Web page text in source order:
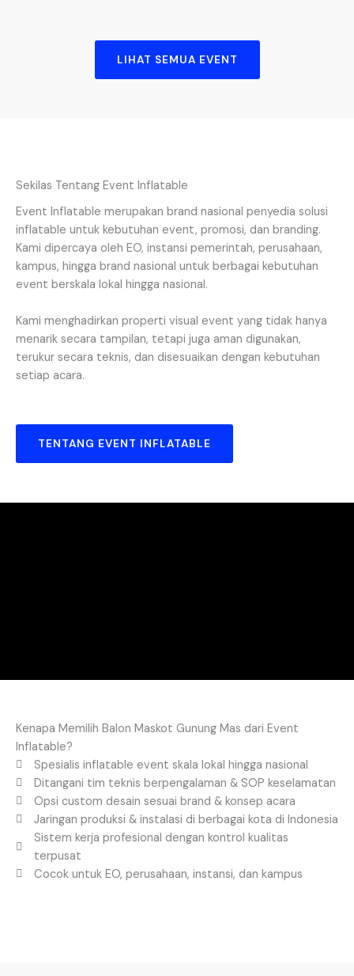
LIHAT SEMUA EVENT
Sekilas Tentang Event Inflatable
Event Inflatable merupakan brand nasional penyedia solusi
inflatable untuk kebutuhan event, promosi, dan branding.
Kami dipercaya oleh EO, instansi pemerintah, perusahaan,
kampus, hingga brand nasional untuk berbagai kebutuhan
event berskala lokal hingga nasional.
Kami menghadirkan properti visual event yang tidak hanya
menarik secara tampilan, tetapi juga aman digunakan,
terukur secara teknis, dan disesuaikan dengan kebutuhan
setiap acara.
TENTANG EVENT INFLATABLE
Kenapa Memilih Balon Maskot Gunung Mas dari Event
Inflatable?
Spesialis inflatable event skala lokal hingga nasional
Ditangani tim teknis berpengalaman & SOP keselamatan
Opsi custom desain sesuai brand & konsep acara
Jaringan produksi & instalasi di berbagai kota di Indonesia
Sistem kerja profesional dengan kontrol kualitas
terpusat
Cocok untuk EO, perusahaan, instansi, dan kampus